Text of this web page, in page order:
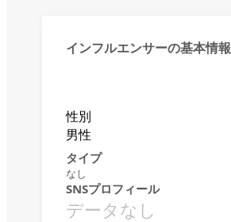
インフルエンサーの基本情報
性別
男性
タイプ
なし
SNSプロフィール
データなし